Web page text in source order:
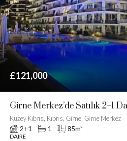
£121,000
Girne Merkez’de Satılık 2+1
Kuzey Kıbrıs, Kıbrıs, Girne, Girne Merkez
2+1 1 85m²
DAIRE